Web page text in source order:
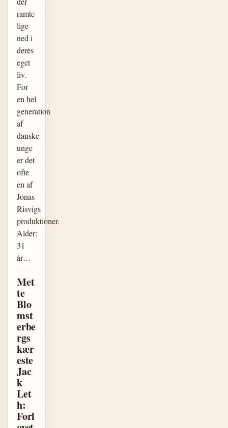
ramte
lige
ned i
deres
eget
liv.
For
en hel
generation
af
danske
unge
er det
ofte
en af
Jonas
Risvigs
produktioner.
Alder:
31
år…
Met
te
Blo
mst
erbe
rgs
kær
este
Jac
k
Let
h:
Forl